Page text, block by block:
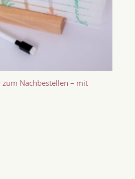
Nachbestellen – mit